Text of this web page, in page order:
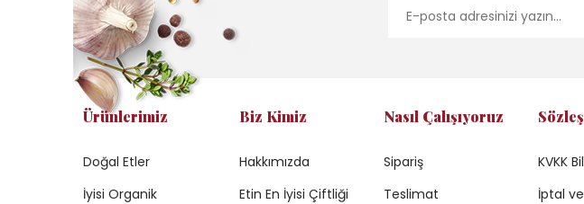
Ürünlerimiz
Doğal Etler
İyisi Organik
Biz Kimiz
Hakkımızda
Etin En İyisi Çiftliği
Nasıl Çalışıyoruz
Sipariş
Teslimat
KVKK
İptal